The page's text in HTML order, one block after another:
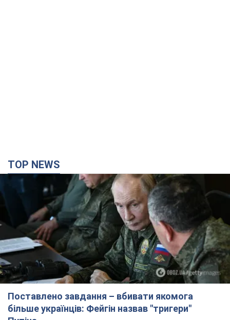
TOP NEWS
Поставлено завдання – вбивати якомога
більше українців: Фейгін назвав "тригери"